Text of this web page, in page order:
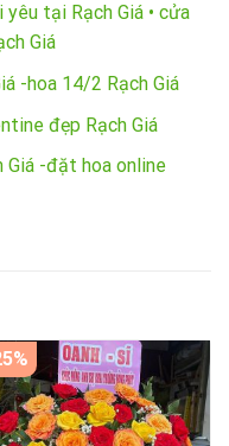
tại Rạch Giá • cửa
Giá
-hoa 14/2 Rạch Giá
đẹp Rạch Giá
Giá -đặt hoa online